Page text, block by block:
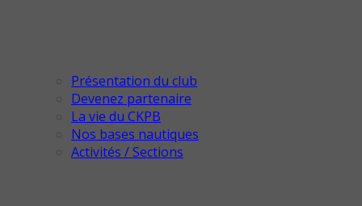
Présentation du club
Devenez partenaire
La vie du CKPB
Nos bases nautiques
Activités / Sections